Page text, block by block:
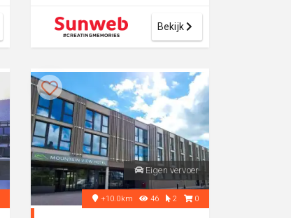
geweldig...
Bekijk
Eigen vervoer
+10.0km 46 2 0